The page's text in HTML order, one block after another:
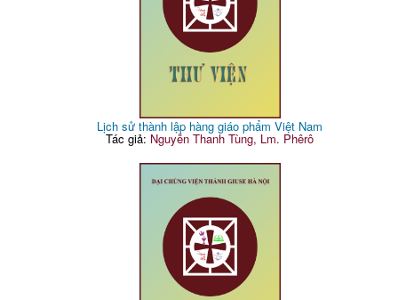
Lịch sử thành lập hàng giáo phẩm Việt Nam
Tác giả: Nguyễn Thanh Tùng, Lm. Phêrô